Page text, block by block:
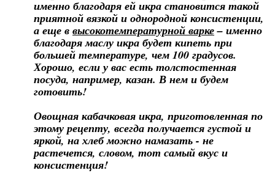
именно благодаря ей икра становится такой
приятной вязкой и однородной консистенции,
а еще в высокотемпературной варке– именно
благодаря маслу икра будет кипеть при
большей температуре, чем 100 градусов.
Хорошо, если у вас есть толстостенная
посуда, например, казан. В нем и будем
готовить!
Овощная кабачковая икра, приготовленная по
этому рецепту, всегда получается густой и
яркой, на хлеб можно намазать - не
растечется, словом, тот самый вкус и
консистенция!